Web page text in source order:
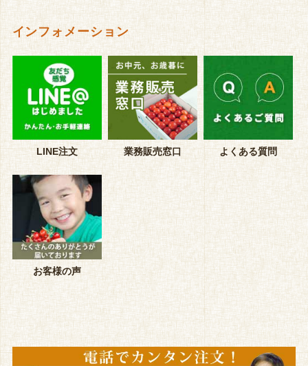
インフォメーション
LINE注文 業務販売窓口 よくある質問
お客様の声